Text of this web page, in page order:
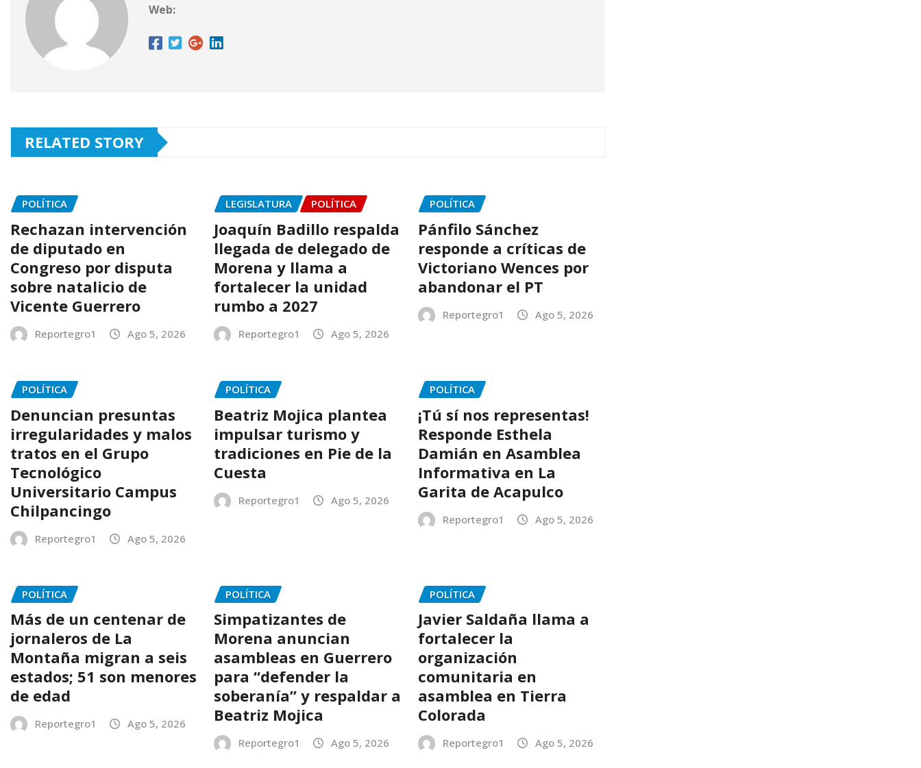
Web:
RELATED STORY
POLÍTICA
Rechazan intervención
de diputado en
Congreso por disputa
sobre natalicio de
Vicente Guerrero
Reportegro1 Ago 5, 2026
LEGISLATURA POLÍTICA
Joaquín Badillo respalda
llegada de delegado de
Morena y llama a
fortalecer la unidad
rumbo a 2027
Reportegro1 Ago 5, 2026
POLÍTICA
Pánfilo Sánchez
responde a críticas de
Victoriano Wences por
abandonar el PT
Reportegro1 Ago 5, 2026
POLÍTICA
Denuncian presuntas
irregularidades y malos
tratos en el Grupo
Tecnológico
Universitario Campus
Chilpancingo
Reportegro1 Ago 5, 2026
POLÍTICA
Beatriz Mojica plantea
impulsar turismo y
tradiciones en Pie de la
Cuesta
Reportegro1 Ago 5, 2026
POLÍTICA
¡Tú sí nos representas!
Responde Esthela
Damián en Asamblea
Informativa en La
Garita de Acapulco
Reportegro1 Ago 5, 2026
POLÍTICA
Más de un centenar de
jornaleros de La
Montaña migran a seis
estados; 51 son menores
de edad
Reportegro1 Ago 5, 2026
POLÍTICA
Simpatizantes de
Morena anuncian
asambleas en Guerrero
para “defender la
soberanía” y respaldar a
Beatriz Mojica
Reportegro1 Ago 5, 2026
POLÍTICA
Javier Saldaña llama a
fortalecer la
organización
comunitaria en
asamblea en Tierra
Colorada
Reportegro1 Ago 5, 2026